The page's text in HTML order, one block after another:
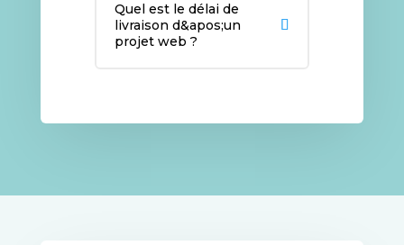
Quel est le délai de
livraison d&apos;un
projet web ?